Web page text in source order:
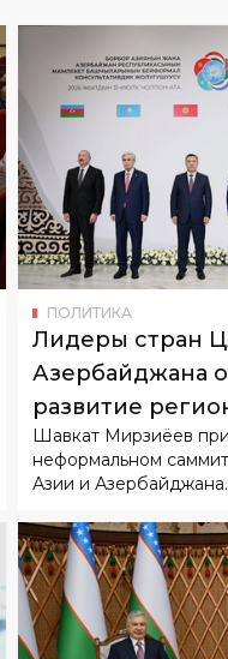
ПОЛИТИКА
Лидеры стран
Азербайджана
развитие
сотрудничества
Шавкат Мирзиёев
неформальном
Азии и Азербайджана.